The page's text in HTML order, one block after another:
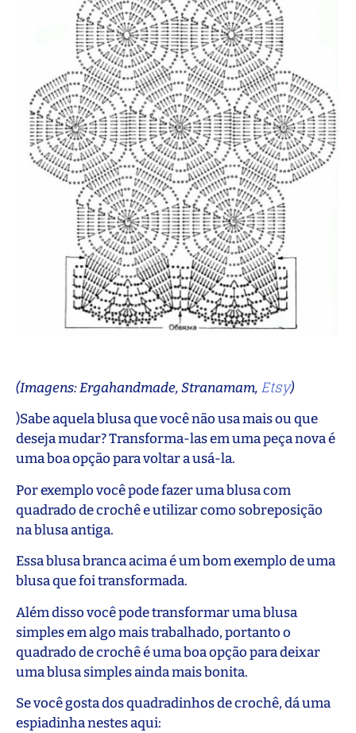
(Imagens: Ergahandmade, Stranamam, Etsy)
)Sabe aquela blusa que você não usa mais ou que
deseja mudar? Transforma-las em uma peça nova é
uma boa opção para voltar a usá-la.
Por exemplo você pode fazer uma blusa com
quadrado de crochê e utilizar como sobreposição
na blusa antiga.
Essa blusa branca acima é um bom exemplo de uma
blusa que foi transformada.
Além disso você pode transformar uma blusa
simples em algo mais trabalhado, portanto o
quadrado de crochê é uma boa opção para deixar
uma blusa simples ainda mais bonita.
Se você gosta dos quadradinhos de crochê, dá uma
espiadinha nestes aqui: